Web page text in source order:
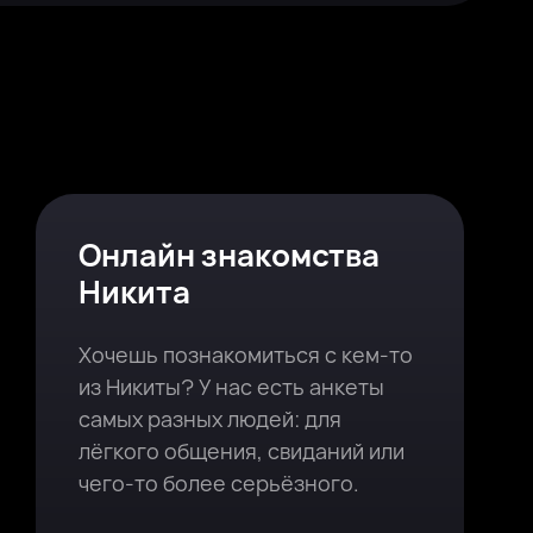
Онлайн знакомства
Никита
Хочешь познакомиться с кем-то
из Никиты? У нас есть анкеты
самых разных людей: для
лёгкого общения, свиданий или
чего-то более серьёзного.